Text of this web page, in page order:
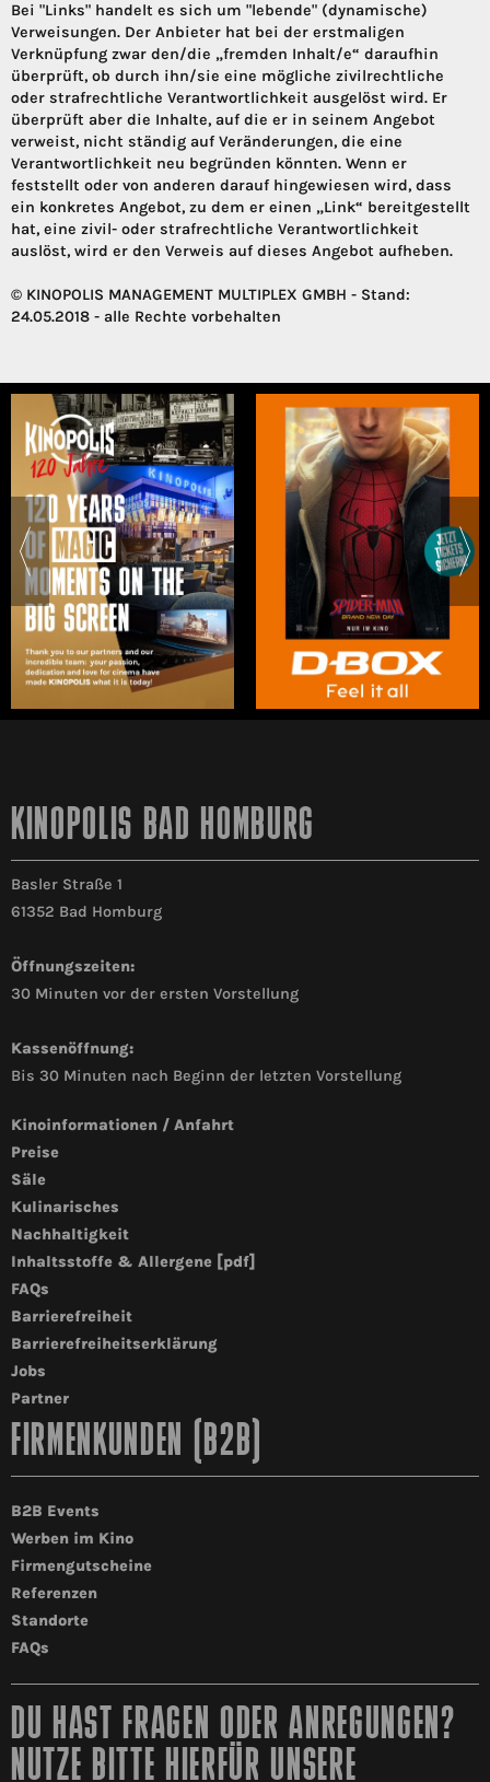
Bei "Links" handelt es sich um "lebende" (dynamische)
Verweisungen. Der Anbieter hat bei der erstmaligen
Verknüpfung zwar den/die „fremden Inhalt/e“ daraufhin
überprüft, ob durch ihn/sie eine mögliche zivilrechtliche
oder strafrechtliche Verantwortlichkeit ausgelöst wird. Er
überprüft aber die Inhalte, auf die er in seinem Angebot
verweist, nicht ständig auf Veränderungen, die eine
Verantwortlichkeit neu begründen könnten. Wenn er
feststellt oder von anderen darauf hingewiesen wird, dass
ein konkretes Angebot, zu dem er einen „Link“ bereitgestellt
hat, eine zivil- oder strafrechtliche Verantwortlichkeit
auslöst, wird er den Verweis auf dieses Angebot aufheben.
© KINOPOLIS MANAGEMENT MULTIPLEX GMBH - Stand:
24.05.2018 - alle Rechte vorbehalten
KINOPOLIS BAD HOMBURG
Basler Straße 1
61352 Bad Homburg
Öffnungszeiten:
30 Minuten vor der ersten Vorstellung
Kassenöffnung:
Bis 30 Minuten nach Beginn der letzten Vorstellung
Kinoinformationen / Anfahrt
Preise
Säle
Kulinarisches
Nachhaltigkeit
Inhaltsstoffe & Allergene [pdf]
FAQs
Barrierefreiheit
Barrierefreiheitserklärung
Jobs
Partner
FIRMENKUNDEN (B2B)
B2B Events
Werben im Kino
Firmengutscheine
Referenzen
Standorte
FAQs
DU HAST FRAGEN ODER ANREGUNGEN?
NUTZE BITTE HIERFÜR UNSERE